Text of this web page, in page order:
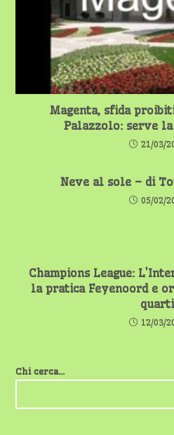
Magenta, sfida
Palazzolo: serve
21/03/
Neve al sole – di
05/02/
Champions League:
la pratica Feyenoord e
quarti
12/03/
Chi cerca...